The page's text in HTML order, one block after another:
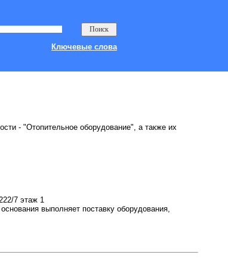
Ключевые слова
- "Отопительное оборудование", а также их
7 этаж 1
выполняет поставку оборудования,